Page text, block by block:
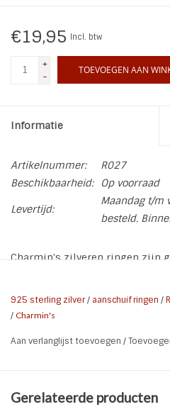
INSPIRATIE
SALE
€19,95 Incl. btw
+
-
TOEVOEGEN AAN
Informatie
Artikelnummer:
R027
Beschikbaarheid:
Op voorraad
Levertijd:
Maandag t/m
besteld.
Charmin's zilveren ringen zijn
hebben een laagje rosé- of
coating. De steentjes zijn
de parels van de XL Ringen
925 sterling zilver/ aanschuif ringen /
/ Charmin's
Aan verlanglijst toevoegen /
Gerelateerde producten